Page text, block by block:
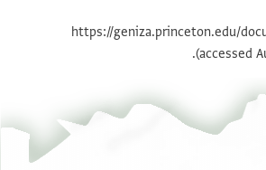
https://geniza.princeton.edu/
(accessed